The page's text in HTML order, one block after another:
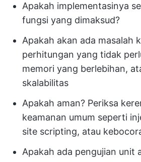
Apakah implementasinya
fungsi yang dimaksud?
Apakah akan ada masalah
perhitungan yang tidak
memori yang berlebihan,
skalabilitas
Apakah aman? Periksa
keamanan umum seperti
site scripting, atau
Apakah ada pengujian unit